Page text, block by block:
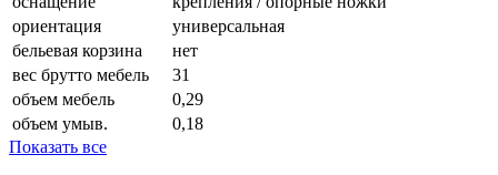
ориентация
универсальная
бельевая корзина
нет
вес брутто мебель
31
объем мебель
0,29
объем умыв.
0,18
Показать все